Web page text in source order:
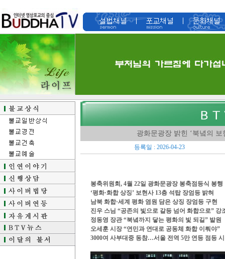
광화문광장 밝힌 ‘북녘의
등록일 : 2026-04-23
봉축위원회, 4월 22일 광화문광장 봉축점등식 봉행
‘평화·화합 상징’ 보현사 13층 석탑 장엄등 밝혀
남북 화합·세계 평화 염원 담은 상징 장엄등 구현
진우 스님 “공존의 빛으로 갈등 넘어 화합으로” 강
정동영 장관 “북녘까지 닿는 평화의 빛 되길” 발원
오세훈 시장 “연민과 연대로 공동체 화합 이뤄야”
3000여 사부대중 동참…서울 전역 5만 연등 점등